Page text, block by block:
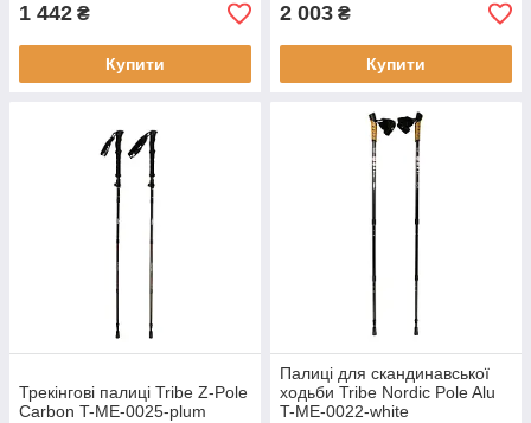
1 442 ₴
Купити
2 003 ₴
Купити
Трекінгові палиці Tribe Z-Pole
Carbon T-ME-0025-plum
Палиці для скандинавської
ходьби Tribe Nordic Pole Alu
T-ME-0022-white